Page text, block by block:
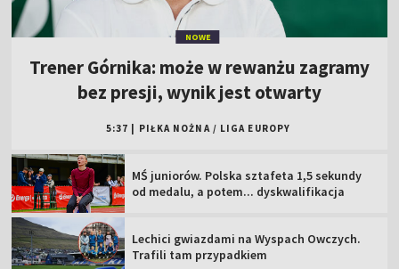
NOWE
Trener Górnika: może w rewanżu zagramy
bez presji, wynik jest otwarty
5:37 PIŁKA NOŻNA / LIGA EUROPY
MŚ juniorów. Polska sztafeta 1,5 sekundy
od medalu, a potem... dyskwalifikacja
Lechici gwiazdami na Wyspach Owczych.
Trafili tam przypadkiem